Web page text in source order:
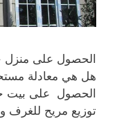
الحصول على منزل
هل هي معادلة
الحصول على بيت
توزيع مريح للغرف